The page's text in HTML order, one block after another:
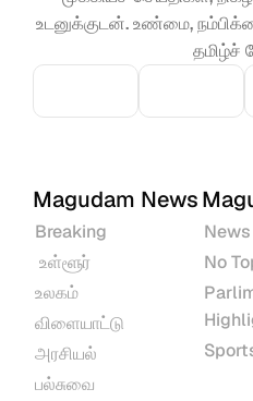
உடனுக்குடன். உண்மை,
தமிழ்ச்
Magudam News
Breaking
உள்ளூர்
உலகம்
விளையாட்டு
அரசியல்
பல்சுவை
News
No